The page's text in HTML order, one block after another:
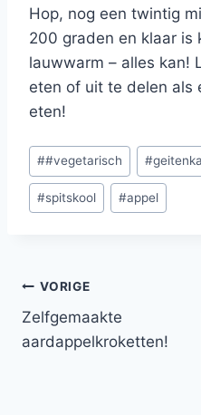
Hop, nog een twintig
200 graden en klaar is
lauwwarm – alles kan!
eten of uit te delen als
eten!
Bericht
tags:
##vegetarisch #
#spitskool #appel
Bericht
navigatie
VORIGE
Zelfgemaakte
aardappelkroketten!